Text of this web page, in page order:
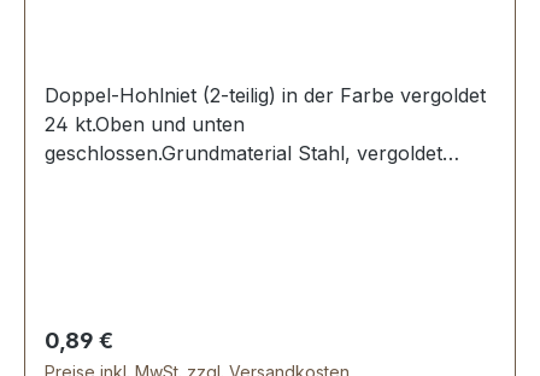
Doppel-Hohlniet (2-teilig) in der Farbe vergoldet
24 kt.Oben und unten
geschlossen.Grundmaterial Stahl, vergoldet
Regulärer Preis:
0,89 €
Preise inkl. MwSt. zzgl. Versandkosten